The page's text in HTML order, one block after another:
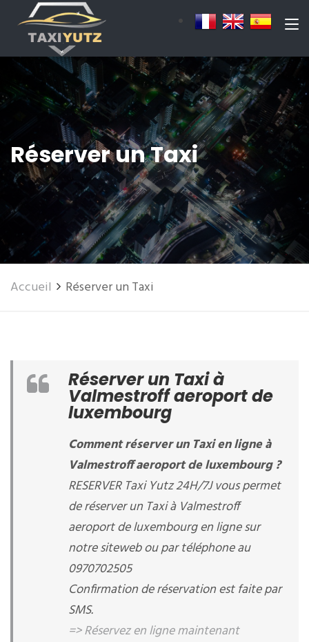
Réserver un Taxi
Accueil Réserver un Taxi
Réserver un Taxi à
Valmestroff aeroport de
luxembourg
Comment réserver un Taxi en ligne à
Valmestroff aeroport de luxembourg ?
RESERVER Taxi Yutz 24H/7J vous permet
de réserver un Taxi à Valmestroff
aeroport de luxembourg en ligne sur
notre siteweb ou par téléphone au
0970702505
Confirmation de réservation est faite par
SMS.
=> Réservez en ligne maintenant